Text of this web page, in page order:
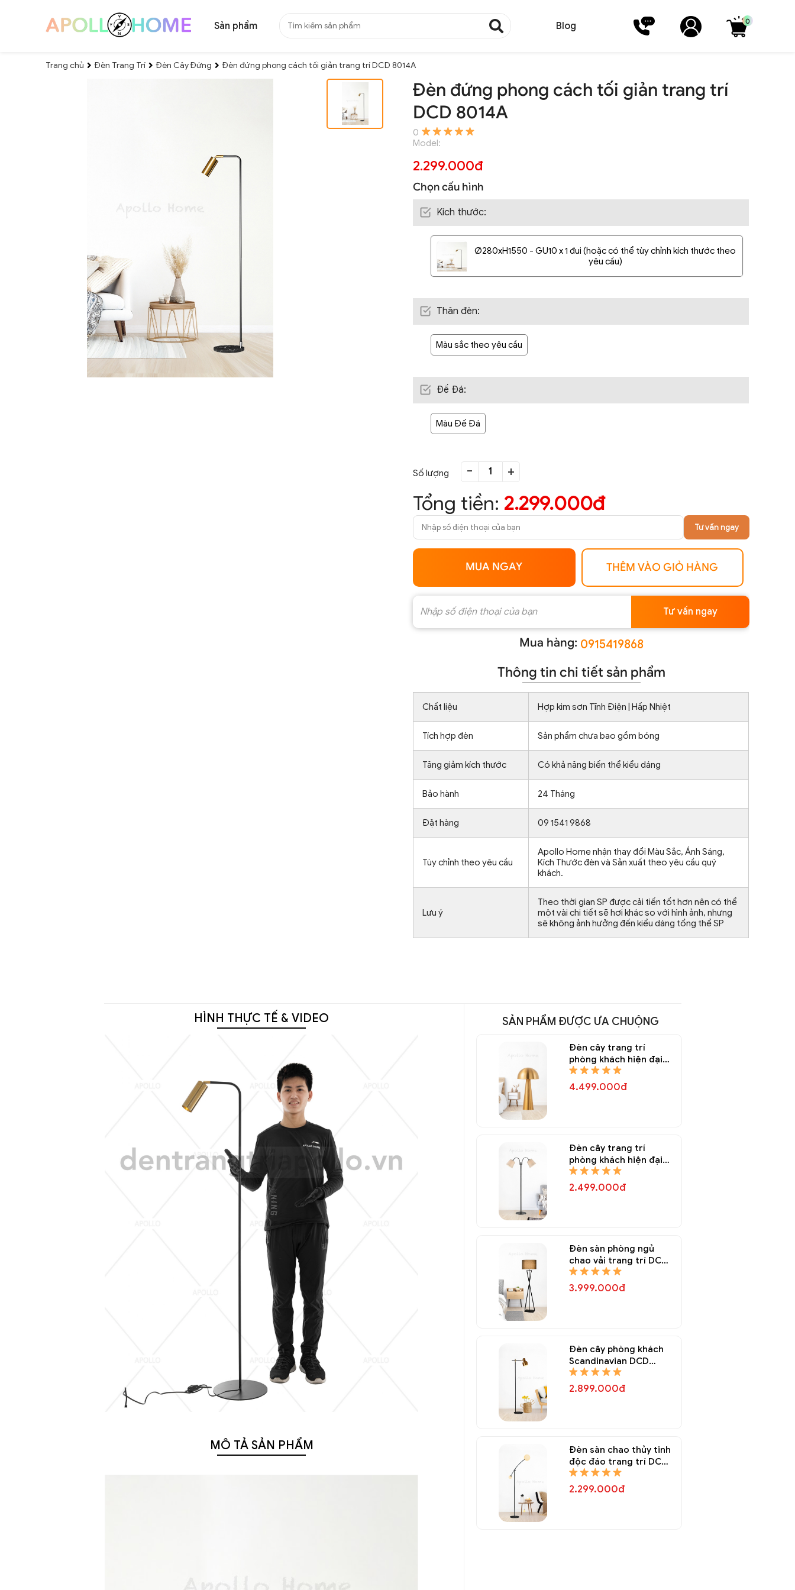
Sản phẩm Blog 0
Trang chủ Đèn Trang Trí Đèn Cây Đứng Đèn đứng phong cách tối giản trang trí DCD 8014A
Đèn đứng phong cách tối giản trang trí
DCD 8014A
0
Model:
2.299.000đ
Chọn cấu hình
Kích thước:
Ø280xH1550 - GU10 x 1 đui (hoặc có thể tùy chỉnh kích thước theo
yêu cầu)
Thân đèn:
Màu sắc theo yêu cầu
Đế Đá:
Màu Đế Đá
Số lượng - +
Tổng tiền: 2.299.000đ
Tư vấn ngay
MUA NGAY THÊM VÀO GIỎ HÀNG
Tư vấn ngay
Mua hàng: 0915419868
Thông tin chi tiết sản phẩm
Chất liệu Hợp kim sơn Tĩnh Điện | Hấp Nhiệt
Tích hợp đèn Sản phẩm chưa bao gồm bóng
Tăng giảm kích thước Có khả năng biến thể kiểu dáng
Bảo hành 24 Tháng
Đặt hàng 09 1541 9868
Tùy chỉnh theo yêu cầu
Apollo Home nhận thay đổi Màu Sắc, Ánh Sáng,
Kích Thước đèn và Sản xuất theo yêu cầu quý
khách.
Lưu ý
Theo thời gian SP được cải tiến tốt hơn nên có thể
một vài chi tiết sẽ hơi khác so với hình ảnh, nhưng
sẽ không ảnh hưởng đến kiểu dáng tổng thể SP
HÌNH THỰC TẾ & VIDEO
MÔ TẢ SẢN PHẨM
SẢN PHẨM ĐƯỢC ƯA CHUỘNG
Đèn cây trang trí
phòng khách hiện đại
DCD 8077A
4.499.000đ
Đèn cây trang trí
phòng khách hiện đại
DCD 8076A
2.499.000đ
Đèn sàn phòng ngủ
chao vải trang trí DCD
8075A
3.999.000đ
Đèn cây phòng khách
Scandinavian DCD
8074A
2.899.000đ
Đèn sàn chao thủy tinh
độc đáo trang trí DCD
8073A
2.299.000đ